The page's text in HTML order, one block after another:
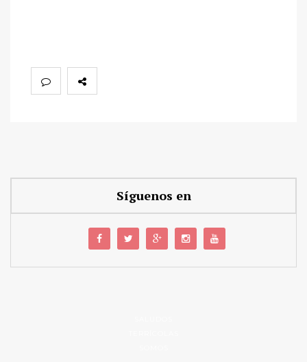
Síguenos en